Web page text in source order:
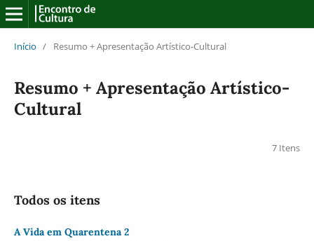
Início / Resumo + Apresentação Artístico-Cultural
Resumo + Apresentação Artístico-
Cultural
7 Itens
Todos os itens
A Vida em Quarentena 2